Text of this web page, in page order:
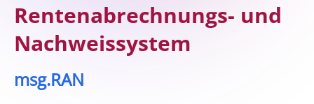
Rentenabrechnungs- und
Nachweissystem
msg.RAN